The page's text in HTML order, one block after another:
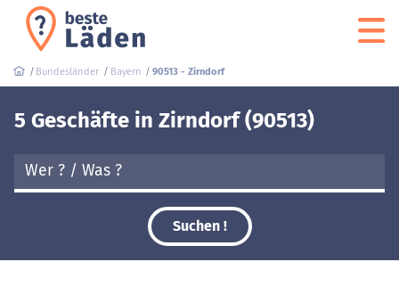
Bundesländer Bayern 90513 - Zirndorf
5 Geschäfte in Zirndorf (90513)
Suchen !